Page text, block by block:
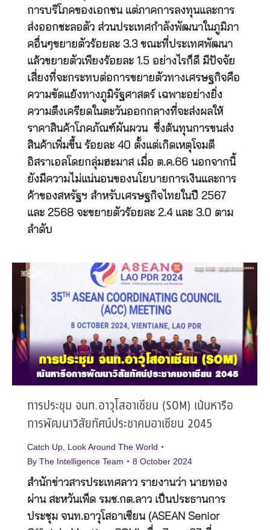
การบริโภคของเอกชน แต่ภาคการลงทุนและการ
ส่งออกชะลอตัว ส่วนประเทศกำลังพัฒนาในภูมิภา
คอื่นๆขยายตัวร้อยละ 3.3 ขณะที่ประเทศพัฒนา
แล้วขยายตัวเพียงร้อยละ 1.5 อย่างไรก็ดี มีปัจจัย
เสี่ยงที่จะกระทบต่อการขยายตัวทางเศรษฐกิจคือ
ความขัดแย้งทางภูมิรัฐศาสตร์ เฉพาะอย่างยิ่ง
ความตึงเครียดในตะวันออกกลางที่จะส่งผลให้
ราคาสินค้าโภคภัณฑ์ผันผวน ซึ่งต้นทุนการขนส่ง
สินค้าเพิ่มขึ้น ร้อยละ 40 ตั้งแต่เกิดเหตุโจมตี
อิสราเอลโดยกลุ่มฮะมาส เมื่อ ต.ค.66 นอกจากนี้
ยังมีความไม่แน่นอนของนโยบายการเงินและการ
ค้าของสหรัฐฯ สำหรับเศรษฐกิจไทยในปี 2567
และ 2568 จะขยายตัวร้อยละ 2.4 และ 3.0 ตาม
ลำดับ
การประชุม จนท.อาวุโสอาเซียน (SOM) เน้นหารือ
การพัฒนาวิสัยทัศน์ประชาคมอาเซียน 2045
Catch Up Look Around The World
By The Intelligence Team 8 October 2024
สำนักข่าวสารประเทศลาว รายงานว่า นายทอง
ผ่าน สะหวันเพ็ด รมช.กต.ลาว เป็นประธานการ
ประชุม จนท.อาวุโสอาเซียน (ASEAN Senior